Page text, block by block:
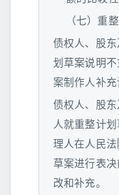
（七）重
债权人、股
划草案说明
案制作人补充
债权人、股
人就重整计
理人在人民
草案进行表
改和补充。